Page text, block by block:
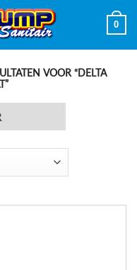
0
VOOR “DELTA